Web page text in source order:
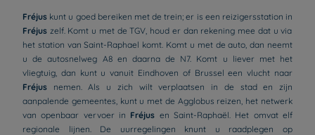
Fréjus kunt u goed bereiken met de trein; er is een reizigersstation in
Fréjus zelf. Komt u met de TGV, houd er dan rekening mee dat u via
het station van Saint-Raphael komt. Komt u met de auto, dan neemt
u de autosnelweg A8 en daarna de N7. Komt u liever met het
vliegtuig, dan kunt u vanuit Eindhoven of Brussel een vlucht naar
Fréjus nemen. Als u zich wilt verplaatsen in de stad en zijn
aanpalende gemeentes, kunt u met de Agglobus reizen, het netwerk
van openbaar vervoer in Fréjus en Saint-Raphaël. Het omvat elf
regionale lijnen. De uurregelingen knunt u raadplegen op